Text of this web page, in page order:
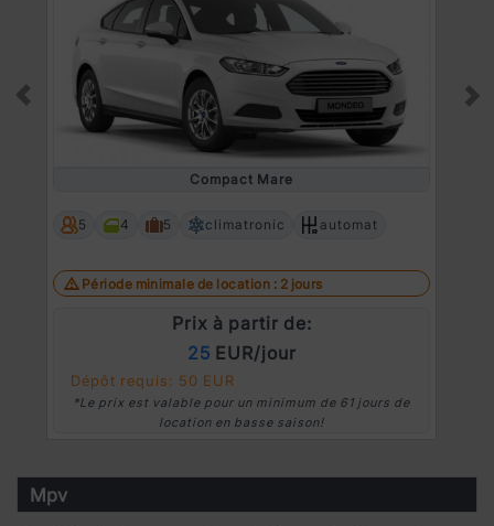
Compact Mare
5 4 5 climatronic automat
Période minimale de location : 2 jours
Prix à partir de:
25 EUR/jour
Dépôt requis: 50 EUR
*Le prix est valable pour un minimum de 61 jours de
location en basse saison!
Mpv